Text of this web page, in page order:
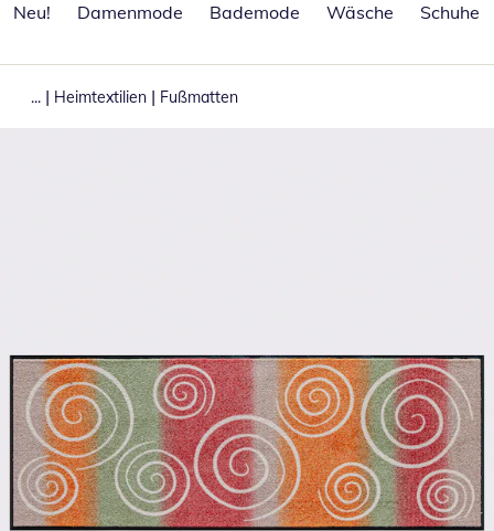
Neu!
Damenmode Bademode Wäsche Schuhe
... | Heimtextilien | Fußmatten